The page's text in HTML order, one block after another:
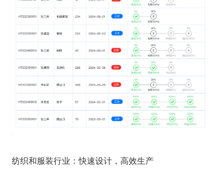
纺织和服装行业：快速设计，高效生产